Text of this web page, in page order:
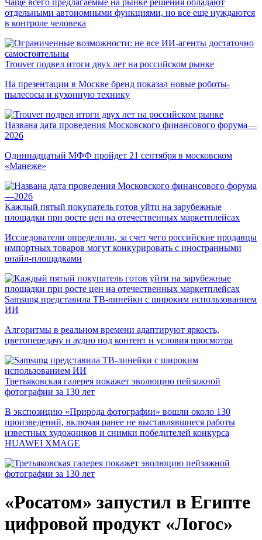
Чаще всего предлагаемые на рынке решения обладают
отдельными автономными функциями, но все еще нуждаются
в контроле человека
Trouver подвел итоги двух лет на российском рынке
На презентации в Москве бренд показал новые роботы-
пылесосы и кухонную технику
Названа дата проведения Московского финансового форума—
2026
Одиннадцатый МФФ пройдет 21 сентября в московском
«Манеже»
Каждый пятый покупатель готов уйти на зарубежные
площадки при росте цен на отечественных маркетплейсах
Исследователи определили, за счет чего российские продавцы
импортных товаров могут конкурировать с иностранными
онайл-площадками
Samsung представила ТВ-линейки с широким использованием
ИИ
Алгоритмы в реальном времени адаптируют яркость,
цветопередачу и аудио под контент и условия просмотра
Третьяковская галерея покажет эволюцию пейзажной
фотографии за 130 лет
В экспозицию «Природа фотографии» вошли около 130
произведений, включая ранее не выставлявшиеся работы
известных художников и снимки победителей конкурса
HUAWEI XMAGE
«Росатом» запустил в Египте
цифровой продукт «Логос»